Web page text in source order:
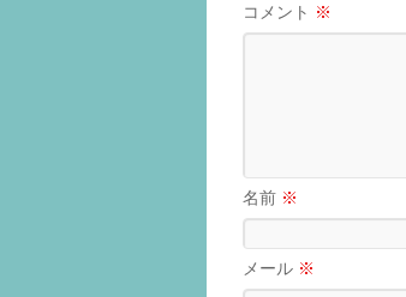
コメント ※
名前 ※
メール ※